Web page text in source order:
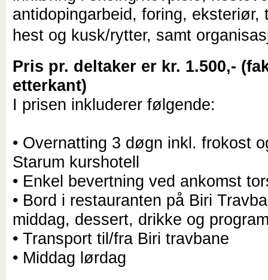
antidopingarbeid, foring, eksteriør,
hest og kusk/rytter, samt
Pris pr. deltaker er kr. 1.500,-
etterkant)
I prisen inkluderer følgende:
• Overnatting 3 døgn inkl. frokost
Starum kurshotell
• Enkel bevertning ved ankomst
• Bord i restauranten på Biri
middag, dessert, drikke og
• Transport til/fra Biri travbane
• Middag lørdag